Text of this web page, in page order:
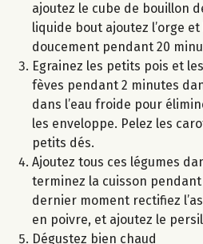
ajoutez le cube de bouillon
liquide bout ajoutez l’orge
doucement pendant 20
Egrainez les petits pois et
fèves pendant 2 minutes
dans l’eau froide pour
les enveloppe. Pelez les
petits dés.
Ajoutez tous ces légumes
terminez la cuisson pendant
dernier moment rectifiez
en poivre, et ajoutez le
Dégustez bien chaud